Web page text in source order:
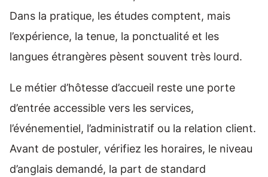
Dans la pratique, les études comptent, mais
l’expérience, la tenue, la ponctualité et les
langues étrangères pèsent souvent très lourd.
Le métier d’hôtesse d’accueil reste une porte
d’entrée accessible vers les services,
l’événementiel, l’administratif ou la relation client.
Avant de postuler, vérifiez les horaires, le niveau
d’anglais demandé, la part de standard